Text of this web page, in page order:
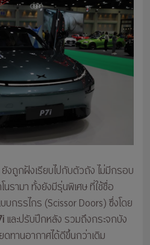
ถูกฝังเรียบไปกับตัวถัง ไม่มีกรอบ
นรามา ทั้งยังมีรุ่นพิเศษ ที่ใช้ชื่อ
บกรรไกร (Scissor Doors) ซึ่งโดย
และปรับปีกหลัง รวมถึงกระจกบัง
ดทานอากาศได้ดีขึ้นกว่าเดิม